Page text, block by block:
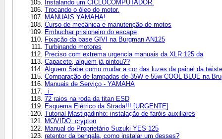
Instalando um CICLOCOMPUTADOR.
Trocando o óleo do motor.
MANUAIS YAMAHA!
Curso de mecânica e manutenção de motos
Embuchar prisioneiro do escape
Fixação da base GIVI na Burgman AN125
Turbinando motores
Preciso com extrema urgencia manuais da XLR 125 da
Capacete, alguem já pintou??
Alguem Sabe como mudar a cor das luzes da painel da
Comparação de lampadas de 35W e 55w COOL BLUE na
Manuais de Serviço - YAMAHA
_i_
72 raios na roda da titan ESD
Esquema Elétrico da Strada!!! [URGENTE]
Tutorial Mastigadinho: instalação de faróis auxiliares
MOVIDO: crypton
Manual do Proprietário Suzuki YES 125
retentor da bengala, como instalar um desses?